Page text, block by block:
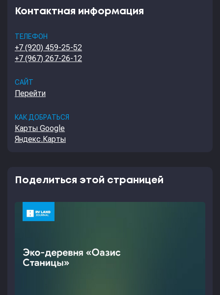
Контактная информация
ТЕЛЕФОН
+7 (920) 459-25-52
+7 (967) 267-26-12
САЙТ
Перейти
КАК ДОБРАТЬСЯ
Карты Google
Яндекс.Карты
Поделиться этой страницей